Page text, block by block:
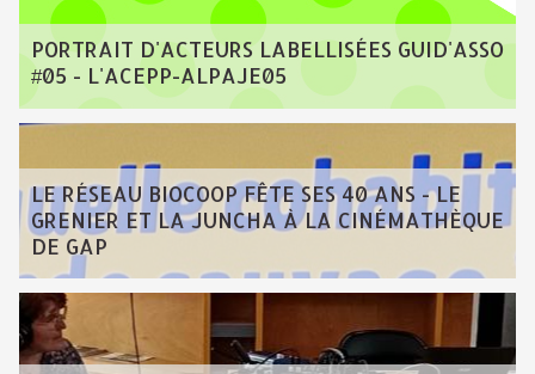
PORTRAIT D'ACTEURS LABELLISÉES GUID'ASSO
#05 - L'ACEPP-ALPAJE05
LE RÉSEAU BIOCOOP FÊTE SES 40 ANS - LE
GRENIER ET LA JUNCHA À LA CINÉMATHÈQUE
DE GAP